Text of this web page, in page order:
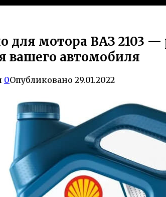
для мотора ВАЗ 2103 —
вашего автомобиля
0Опубликовано 29.01.2022